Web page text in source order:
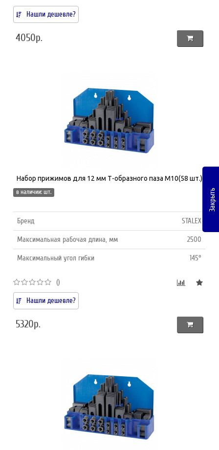
Нашли дешевле?
4050р.
Набор прижимов для 12 мм Т-образного паза М10(58 шт.)
в наличии: шт.
Бренд STALEX
Максимальная рабочая длина, мм 2500
Максимальный угол гибки 145°
()
Нашли дешевле?
5320р.
Закрыть